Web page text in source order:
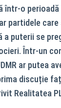
într-o
partidele
a puterii se
Într-un
ar putea
discuție
Realitatea